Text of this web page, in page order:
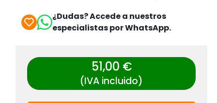
¿Dudas? Accede a nuestros
especialistas por WhatsApp.
51,00 €
(IVA incluido)